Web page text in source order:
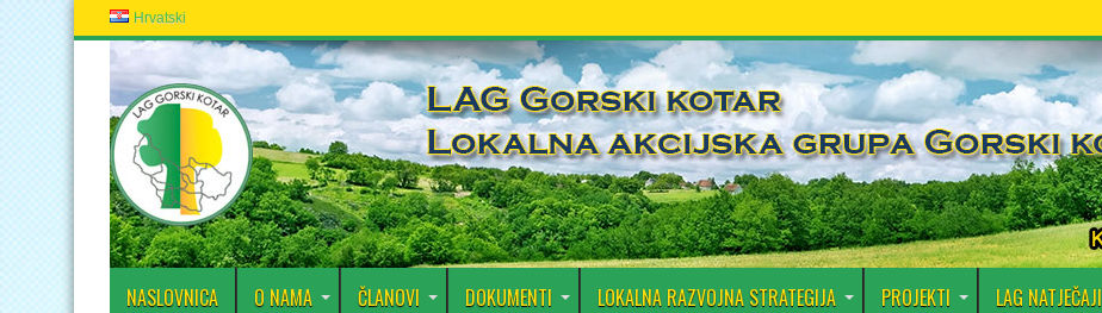
Hrvatski
NASLOVNICA O NAMA ČLANOVI DOKUMENTI LOKALNA RAZVOJNA STRATEGIJA PROJEKTI LAG NATJEČAJI